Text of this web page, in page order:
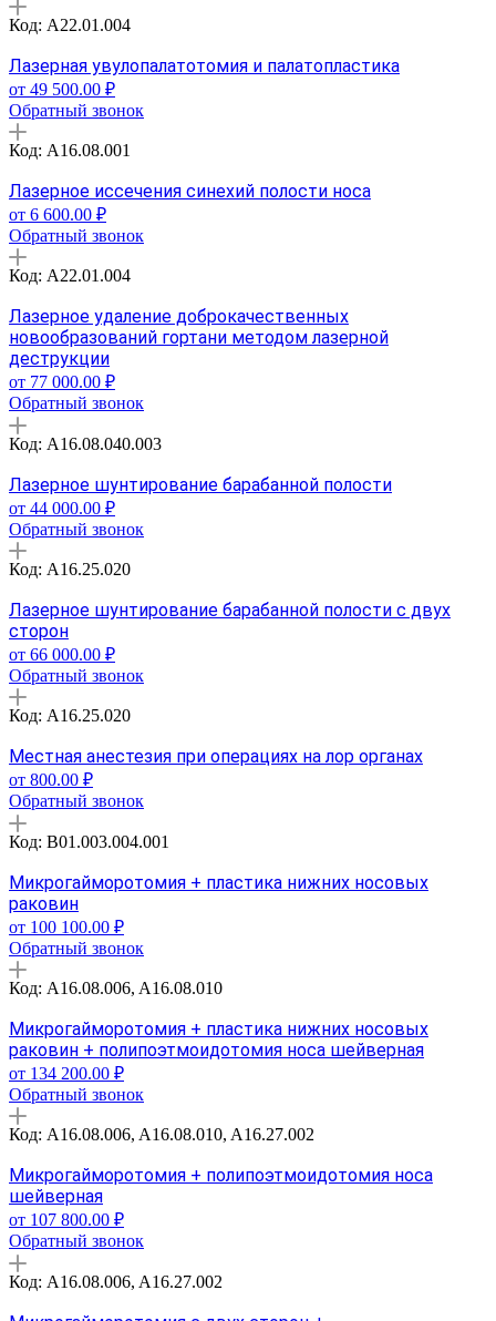
Код: A22.01.004
Лазерная увулопалатотомия и палатопластика
от 49 500.00 ₽
Обратный звонок
Код: A16.08.001
Лазерное иссечения синехий полости носа
от 6 600.00 ₽
Обратный звонок
Код: A22.01.004
Лазерное удаление доброкачественных
новообразований гортани методом лазерной
деструкции
от 77 000.00 ₽
Обратный звонок
Код: A16.08.040.003
Лазерное шунтирование барабанной полости
от 44 000.00 ₽
Обратный звонок
Код: A16.25.020
Лазерное шунтирование барабанной полости с двух
сторон
от 66 000.00 ₽
Обратный звонок
Код: A16.25.020
Местная анестезия при операциях на лор органах
от 800.00 ₽
Обратный звонок
Код: B01.003.004.001
Микрогайморотомия + пластика нижних носовых
раковин
от 100 100.00 ₽
Обратный звонок
Код: A16.08.006, A16.08.010
Микрогайморотомия + пластика нижних носовых
раковин + полипоэтмоидотомия носа шейверная
от 134 200.00 ₽
Обратный звонок
Код: A16.08.006, A16.08.010, A16.27.002
Микрогайморотомия + полипоэтмоидотомия носа
шейверная
от 107 800.00 ₽
Обратный звонок
Код: A16.08.006, A16.27.002